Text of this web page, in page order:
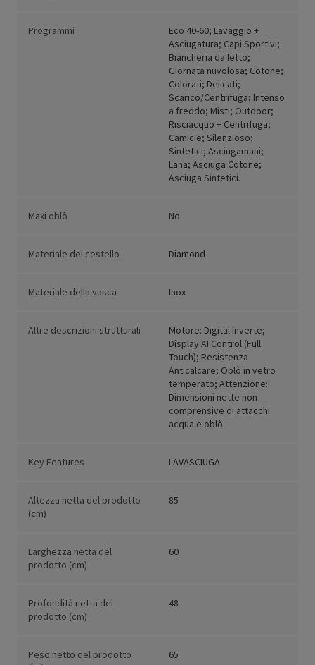
Programmi
Eco 40-60; Lavaggio +
Asciugatura; Capi Sportivi;
Biancheria da letto;
Giornata nuvolosa; Cotone;
Colorati; Delicati;
Scarico/Centrifuga; Intenso
a freddo; Misti; Outdoor;
Risciacquo + Centrifuga;
Camicie; Silenzioso;
Sintetici; Asciugamani;
Lana; Asciuga Cotone;
Asciuga Sintetici.
Maxi oblò No
Materiale del cestello Diamond
Materiale della vasca Inox
Altre descrizioni strutturali
Motore: Digital Inverte;
Display AI Control (Full
Touch); Resistenza
Anticalcare; Oblò in vetro
temperato; Attenzione:
Dimensioni nette non
comprensive di attacchi
acqua e oblò.
Key Features LAVASCIUGA
Altezza netta del prodotto
(cm)
85
Larghezza netta del
prodotto (cm)
60
Profondità netta del
prodotto (cm)
48
Peso netto del prodotto
65